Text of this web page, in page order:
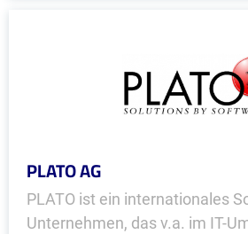
PLATO AG
PLATO ist ein internationales
Unternehmen, das v.a. im IT-